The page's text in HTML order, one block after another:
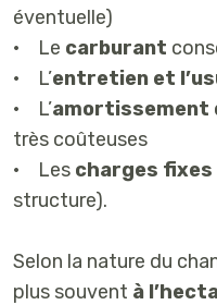
éventuelle)
• Le carburant
• L’entretien et
• L’amortissement
très coûteuses
• Les charges fixes
structure).
Selon la nature du
plus souvent à